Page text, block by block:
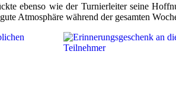
ebenso wie der Turnierleiter seine
Atmosphäre während der gesamten